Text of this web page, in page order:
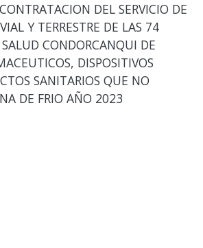
CONTRATACION DEL SERVICIO DE
Y TERRESTRE DE LAS 74
SALUD CONDORCANQUI DE
DISPOSITIVOS
SANITARIOS QUE NO
DE FRIO AÑO 2023